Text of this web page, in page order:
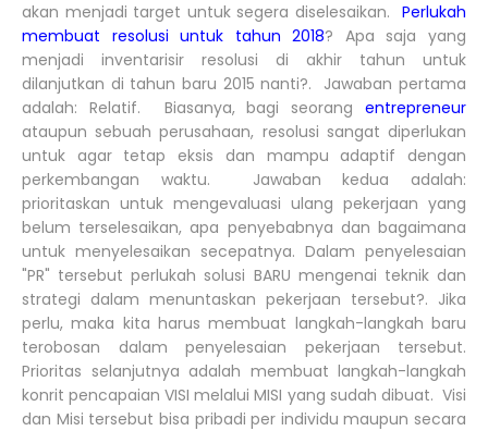
akan menjadi target untuk segera diselesaikan. Perlukah
membuat resolusi untuk tahun 2018? Apa saja yang
menjadi inventarisir resolusi di akhir tahun untuk
dilanjutkan di tahun baru 2015 nanti?. Jawaban pertama
adalah: Relatif. Biasanya, bagi seorang entrepreneur
ataupun sebuah perusahaan, resolusi sangat diperlukan
untuk agar tetap eksis dan mampu adaptif dengan
perkembangan waktu. Jawaban kedua adalah:
prioritaskan untuk mengevaluasi ulang pekerjaan yang
belum terselesaikan, apa penyebabnya dan bagaimana
untuk menyelesaikan secepatnya. Dalam penyelesaian
"PR" tersebut perlukah solusi BARU mengenai teknik dan
strategi dalam menuntaskan pekerjaan tersebut?. Jika
perlu, maka kita harus membuat langkah-langkah baru
terobosan dalam penyelesaian pekerjaan tersebut.
Prioritas selanjutnya adalah membuat langkah-langkah
konrit pencapaian VISI melalui MISI yang sudah dibuat. Visi
dan Misi tersebut bisa pribadi per individu maupun secara